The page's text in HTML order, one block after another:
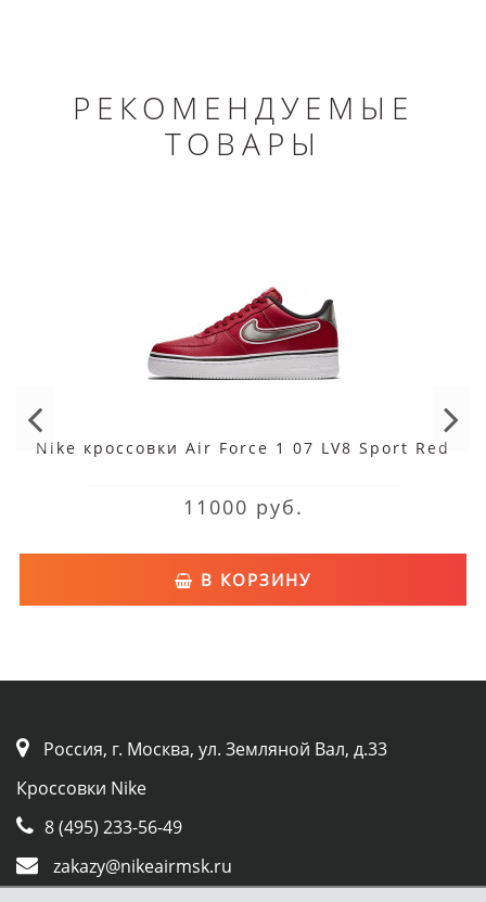
РЕКОМЕНДУЕМЫЕ
ТОВАРЫ
Nike кроссовки Air Force 1 07 LV8 Sport Red
11000 руб.
В КОРЗИНУ
Россия, г. Москва, ул. Земляной Вал, д.33
Кроссовки Nike
8 (495) 233-56-49
zakazy@nikeairmsk.ru